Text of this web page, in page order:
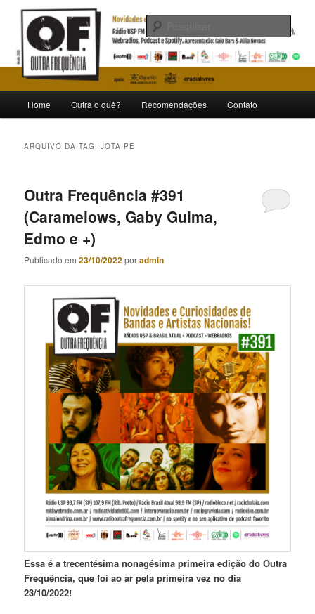
Pular
conteúdo
principal
Pular
conteúdo
secundárioOutra Frequência
Novidades e curiosidades de bandas e artistas nacionais
principal
Home Outra o quê? Recomendações Contato
ARQUIVO DA TAG:JOTA PE
Outra Frequência #391
(Caramelows, Gaby Guima,
Edmo e +)
Publicado em23/10/2022poradmin
Essa é a trecentésima nonagésima primeira edição do Outra
Frequência, que foi ao ar pela primeira vez no dia
23/10/2022!